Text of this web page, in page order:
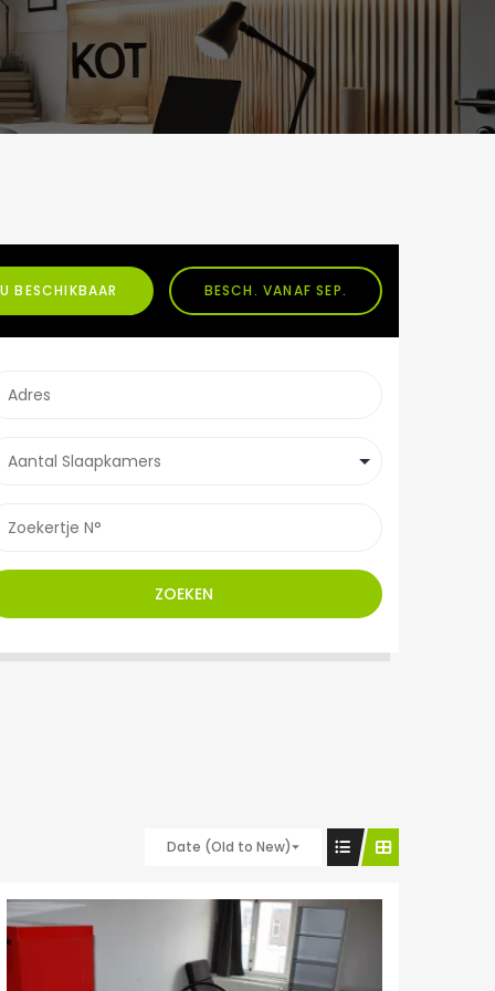
BESCHIKBAAR BESCH. VANAF SEP.
ZOEKEN
Date (Old to New)